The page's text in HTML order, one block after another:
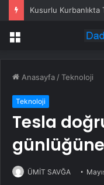
Kusurlu Kurbanlıkta
Menü
Anasayfa /Teknoloji
Teknoloji
Tesla
ÜMİT SAVĞA